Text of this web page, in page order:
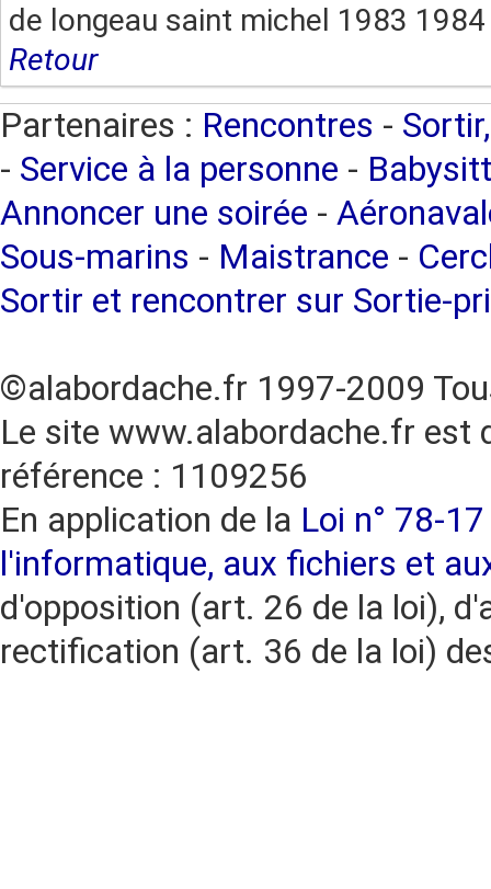
de longeau saint michel 1983 1984
Retour
Partenaires : Rencontres -
- Service à la personne -
Annoncer une soirée -
Sous-marins - Maistrance -
Sortir et rencontrer sur Sortie-
©alabordache.fr 1997-2009
Le site www.alabordache.fr est
référence : 1109256
En application de la Loi n° 78-
l'informatique, aux fichiers et
d'opposition (art. 26 de la loi),
rectification (art. 36 de la loi)